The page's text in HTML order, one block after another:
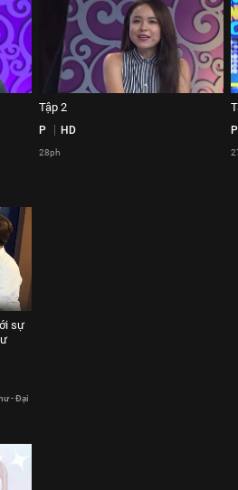
Tập 2
P HD
28ph
P
sự
- Đại